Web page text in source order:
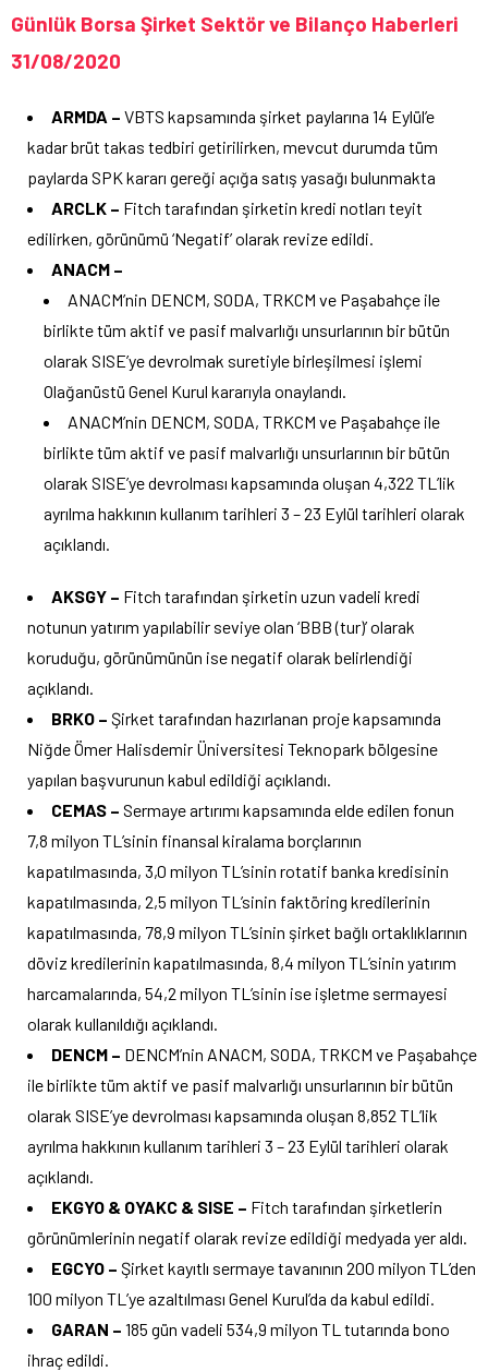
Günlük Borsa Şirket Sektör ve Bilanço Haberleri
31/08/2020
ARMDA – VBTS kapsamında şirket paylarına 14 Eylül’e
kadar brüt takas tedbiri getirilirken, mevcut durumda tüm
paylarda SPK kararı gereği açığa satış yasağı bulunmakta
ARCLK – Fitch tarafından şirketin kredi notları teyit
edilirken, görünümü ‘Negatif’ olarak revize edildi.
ANACM –
ANACM’nin DENCM, SODA, TRKCM ve Paşabahçe ile
birlikte tüm aktif ve pasif malvarlığı unsurlarının bir bütün
olarak SISE’ye devrolmak suretiyle birleşilmesi işlemi
Olağanüstü Genel Kurul kararıyla onaylandı.
ANACM’nin DENCM, SODA, TRKCM ve Paşabahçe ile
birlikte tüm aktif ve pasif malvarlığı unsurlarının bir bütün
olarak SISE’ye devrolması kapsamında oluşan 4,322 TL’lik
ayrılma hakkının kullanım tarihleri 3 – 23 Eylül tarihleri olarak
açıklandı.
AKSGY – Fitch tarafından şirketin uzun vadeli kredi
notunun yatırım yapılabilir seviye olan ‘BBB (tur)’ olarak
koruduğu, görünümünün ise negatif olarak belirlendiği
açıklandı.
BRKO – Şirket tarafından hazırlanan proje kapsamında
Niğde Ömer Halisdemir Üniversitesi Teknopark bölgesine
yapılan başvurunun kabul edildiği açıklandı.
CEMAS – Sermaye artırımı kapsamında elde edilen fonun
7,8 milyon TL’sinin finansal kiralama borçlarının
kapatılmasında, 3,0 milyon TL’sinin rotatif banka kredisinin
kapatılmasında, 2,5 milyon TL’sinin faktöring kredilerinin
kapatılmasında, 78,9 milyon TL’sinin şirket bağlı ortaklıklarının
döviz kredilerinin kapatılmasında, 8,4 milyon TL’sinin yatırım
harcamalarında, 54,2 milyon TL’sinin ise işletme sermayesi
olarak kullanıldığı açıklandı.
DENCM – DENCM’nin ANACM, SODA, TRKCM ve Paşabahçe
ile birlikte tüm aktif ve pasif malvarlığı unsurlarının bir bütün
olarak SISE’ye devrolması kapsamında oluşan 8,852 TL’lik
ayrılma hakkının kullanım tarihleri 3 – 23 Eylül tarihleri olarak
açıklandı.
EKGYO & OYAKC & SISE – Fitch tarafından şirketlerin
görünümlerinin negatif olarak revize edildiği medyada yer aldı.
EGCYO – Şirket kayıtlı sermaye tavanının 200 milyon TL’den
100 milyon TL’ye azaltılması Genel Kurul’da da kabul edildi.
GARAN – 185 gün vadeli 534,9 milyon TL tutarında bono
ihraç edildi.